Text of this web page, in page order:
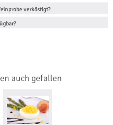
verköstigt?
auch gefallen